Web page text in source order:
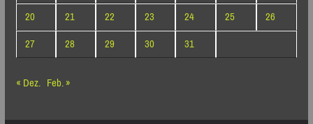
20
21 22 23 24 25
26
27
28 29 30
31
« Dez. Feb. »